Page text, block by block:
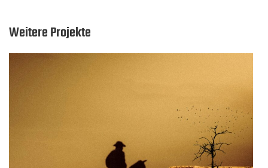
Weitere Projekte